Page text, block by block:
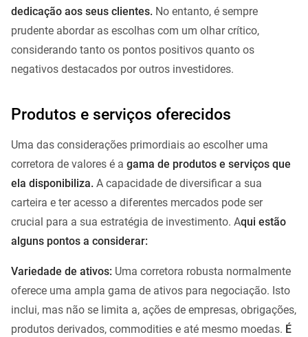
dedicação aos seus clientes. No entanto, é sempre
prudente abordar as escolhas com um olhar crítico,
considerando tanto os pontos positivos quanto os
negativos destacados por outros investidores.
Produtos e serviços oferecidos
Uma das considerações primordiais ao escolher uma
corretora de valores é a gama de produtos e serviços que
ela disponibiliza. A capacidade de diversificar a sua
carteira e ter acesso a diferentes mercados pode ser
crucial para a sua estratégia de investimento. Aqui estão
alguns pontos a considerar:
Variedade de ativos: Uma corretora robusta normalmente
oferece uma ampla gama de ativos para negociação. Isto
inclui, mas não se limita a, ações de empresas, obrigações,
produtos derivados, commodities e até mesmo moedas. É